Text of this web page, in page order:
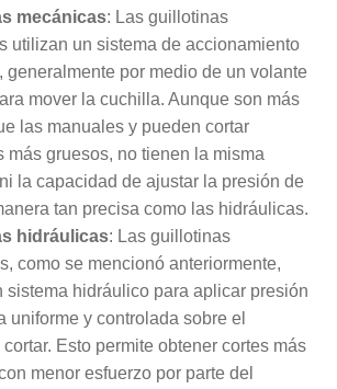
mecánicas: Las guillotinas
utilizan un sistema de accionamiento
generalmente por medio de un volante
mover la cuchilla. Aunque son más
las manuales y pueden cortar
más gruesos, no tienen la misma
la capacidad de ajustar la presión de
tan precisa como las hidráulicas.
hidráulicas: Las guillotinas
como se mencionó anteriormente,
sistema hidráulico para aplicar presión
uniforme y controlada sobre el
Esto permite obtener cortes más
menor esfuerzo por parte del